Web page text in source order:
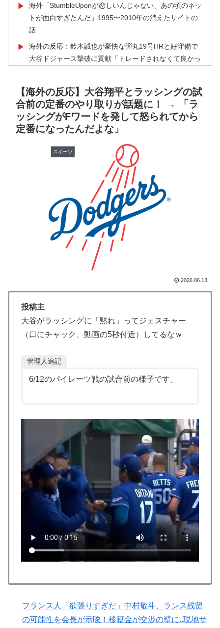
▶
海外「StumbleUponが恋しいんじゃない、あの頃のネッ
トが面白すぎたんだ」1995〜2010年の消えたサイトの
話
▶
海外の反応：鈴木誠也が豪快な弾丸19号HRと好守備で
大谷ドジャース撃破に貢献「トレードされなくて良かっ
▶ 日本人「世界のみんなは普段からタコを食べてるの？」
▶ 海外「中国が世界資産税を導入。財政不足を海外資産へ
の課税で補おうとする」
▶ AI「物の使い方を真剣に間違えてる人間を生成してみた
ｗｗｗｗ」
海外の反応：熊本の病院で手術中に熊本地震が発生、大
揺れの中でも患者を守った医師たちの対応ぶりに海外大
海外「先進国で日本だけパスポート所有率が低すぎる、
何故なのか」
外国人「米・ジャガイモ・パン・麺の4大主食、一生食
えないなら何を捨てる？」
【伝説の100得点、いまだ都市伝説扱い】海外「バムの
83点でようやく信じた」
ちらです‥」→「国境を越えた驚くべき歴史のつなが
り‥」
【高校野球】ついに田中マー君が高野連の「七回制」導
入に異議申す！ドーム球場でやれ
韓国人「熊本地震発生時の病院手術中に突然の大揺れが
韓国人「世界で最も有名な日本人は誰なのか？」→「想
た米人気SF作品に絶賛の声が殺到中
【海外の反応】冨安健洋がクリスタル・パレス加入へ
「アーセナルサポの好きなクラブで良かった」
▶ 【海外の反応】今永昇太、好調の秘訣はスマホ画面だと
イマナガ節を炸裂「NPBでは面白さが必須条件なの？」
米：トランプ大統領、「敵性外国人」による「米国籍目
的の出産ツーリズム禁止令」に署名…寄生侵略防止へ
[海外の反応]
増水した川に取り残されたアライグマ、パドルボードで
救助されて人の脚の下に潜り込む【海外の反応】
（通算5回目・最多優勝国）」→「韓国は8強で落ちたの
国は監督の問題が大きい」「日本はもうどんなに精神勝
利したところで超えられない壁である」
【海外の反応】大谷翔平とラッシングの試
合前の定番のやり取りが話題に！ → 「ラ
ッシングがFワードを発して怒られてから
定番になったんだよな」
スポーツ
2026.06.13
投稿主
大谷がラッシングに「黙れ」ってジェスチャー
（口にチャック、動画の5秒付近）してるなｗ
管理人追記
6/12のパイレーツ戦の試合前の様子です。
フランス人「欲張りすぎだ」中村敬斗、ランス残留
の可能性を会長が示唆！移籍金が交渉の壁に..現地サ